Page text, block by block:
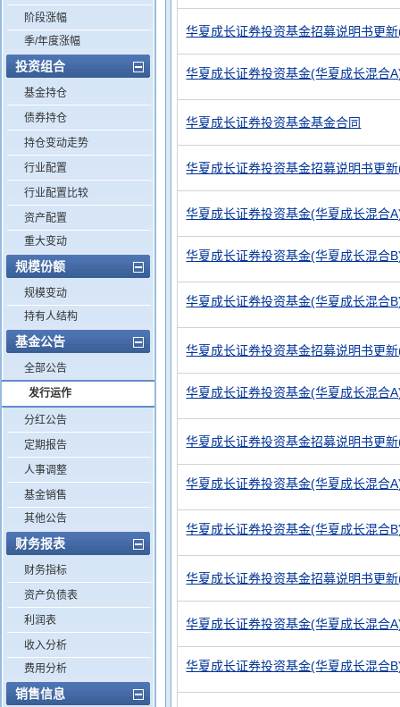
阶段涨幅
季/年度涨幅
投资组合
基金持仓
债券持仓
持仓变动走势
行业配置
行业配置比较
资产配置
重大变动
规模份额
规模变动
持有人结构
基金公告
全部公告
发行运作
分红公告
定期报告
人事调整
基金销售
其他公告
财务报表
财务指标
资产负债表
利润表
收入分析
费用分析
销售信息
华夏成长证券投资基金招募说明书更
华夏成长证券投资基金(华夏成长混合
华夏成长证券投资基金基金合同
华夏成长证券投资基金招募说明书更
华夏成长证券投资基金(华夏成长混合
华夏成长证券投资基金(华夏成长混合
华夏成长证券投资基金(华夏成长混合
华夏成长证券投资基金招募说明书更
华夏成长证券投资基金(华夏成长混合
华夏成长证券投资基金招募说明书更
华夏成长证券投资基金(华夏成长混合
华夏成长证券投资基金(华夏成长混合
华夏成长证券投资基金招募说明书更
华夏成长证券投资基金(华夏成长混合
华夏成长证券投资基金(华夏成长混合